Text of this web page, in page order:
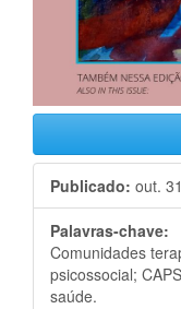
Publicado: out.
Palavras-chave:
Comunidades
psicossocial;
saúde.